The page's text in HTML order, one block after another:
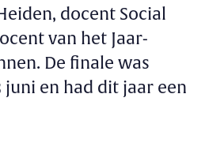
docent Social
van het Jaar-
De finale was
en had dit jaar een